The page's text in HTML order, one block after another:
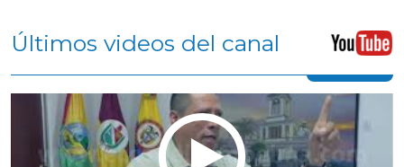
Últimos videos del canal